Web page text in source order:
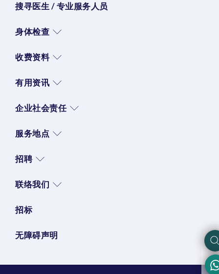
搜寻医生 / 专业服务人员
身体检查
收费资料
有用资讯
企业社会责任
服务地点
招聘
联络我们
招标
无障碍声明